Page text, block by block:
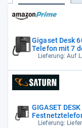
Gigaset Desk
Telefon mit 7
Lieferung: Auf
GIGASET
Lieferung: